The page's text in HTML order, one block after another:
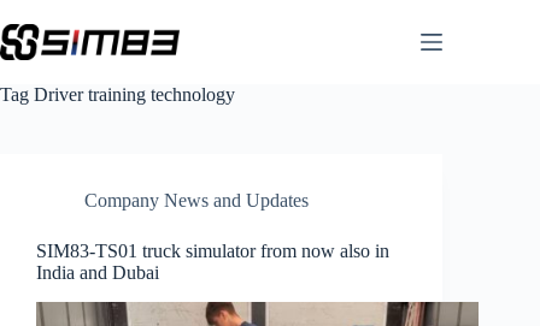
to
content
Tag Driver training technology
Company News and Updates
SIM83-TS01 truck simulator from now also in
India and Dubai